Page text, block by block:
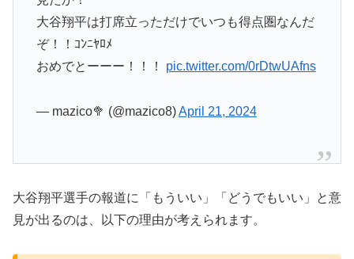
ぞ！！ｺﾝﾆﾔﾛﾒ
大谷翔平選手の報道に「もういい」「どうでもいい」と意
見が出るのは、以下の理由が考えられます。